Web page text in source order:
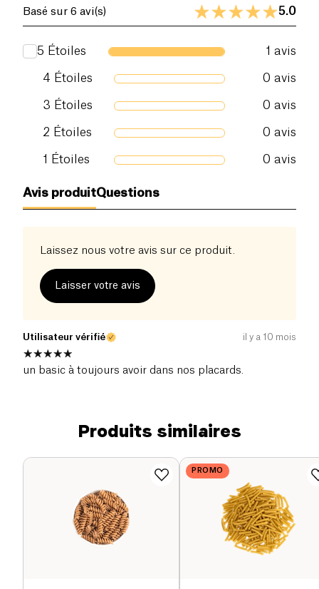
Basé sur 6 avi(s) 5.0
5 Étoiles 1 avis
4 Étoiles 0 avis
3 Étoiles 0 avis
2 Étoiles 0 avis
1 Étoiles 0 avis
Avis produitQuestions
Laissez nous votre avis sur ce produit.
Laisser votre avis
Utilisateur vérifié il y a 10 mois
un basic à toujours avoir dans nos placards.
Produits similaires
PROMO